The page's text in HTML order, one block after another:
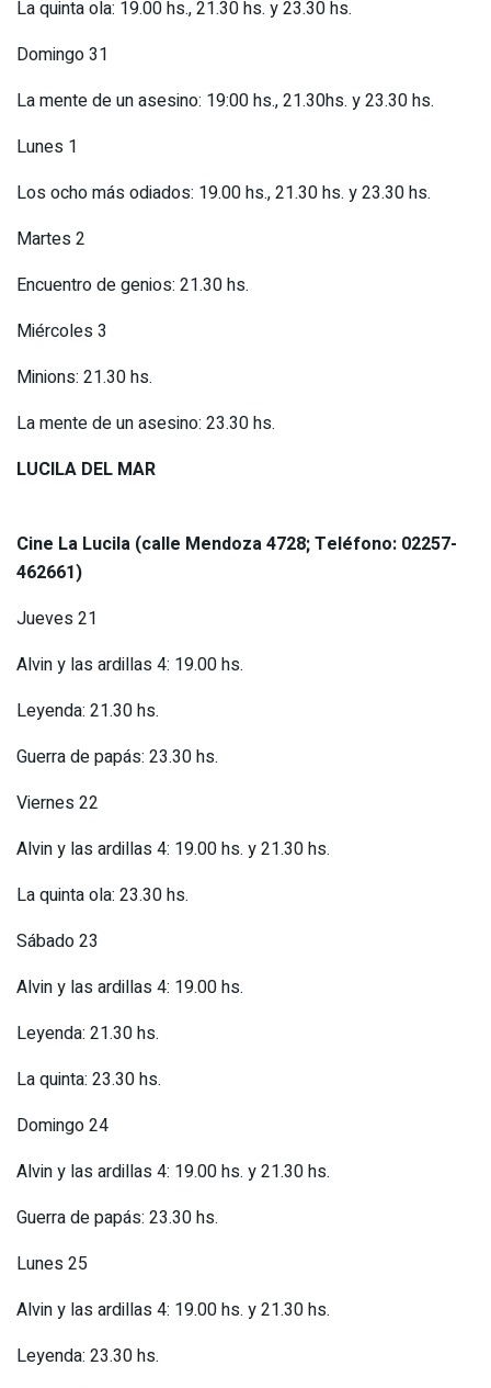
La quinta ola: 19.00 hs., 21.30 hs. y 23.30 hs.
Domingo 31
La mente de un asesino: 19:00 hs., 21.30hs. y 23.30 hs.
Lunes 1
Los ocho más odiados: 19.00 hs., 21.30 hs. y 23.30 hs.
Martes 2
Encuentro de genios: 21.30 hs.
Miércoles 3
Minions: 21.30 hs.
La mente de un asesino: 23.30 hs.
LUCILA DEL MAR
Cine La Lucila (calle Mendoza4728; Teléfono: 02257-
462661)
Jueves 21
Alvin y las ardillas 4: 19.00 hs.
Leyenda: 21.30 hs.
Guerra de papás: 23.30 hs.
Viernes 22
Alvin y las ardillas 4: 19.00 hs. y 21.30 hs.
La quinta ola: 23.30 hs.
Sábado 23
Alvin y las ardillas 4: 19.00 hs.
Leyenda: 21.30 hs.
La quinta: 23.30 hs.
Domingo 24
Alvin y las ardillas 4: 19.00 hs. y 21.30 hs.
Guerra de papás: 23.30 hs.
Lunes 25
Alvin y las ardillas 4: 19.00 hs. y 21.30 hs.
Leyenda: 23.30 hs.